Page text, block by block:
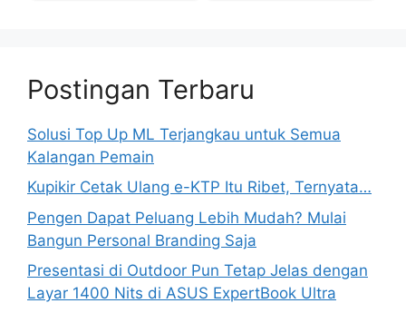
Postingan Terbaru
Solusi Top Up ML Terjangkau untuk Semua
Kalangan Pemain
Kupikir Cetak Ulang e-KTP Itu Ribet, Ternyata…
Pengen Dapat Peluang Lebih Mudah? Mulai
Bangun Personal Branding Saja
Presentasi di Outdoor Pun Tetap Jelas dengan
Layar 1400 Nits di ASUS ExpertBook Ultra